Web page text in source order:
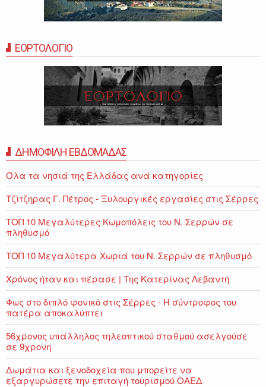
ΕΟΡΤΟΛΟΓΙΟ
ΔΗΜΟΦΙΛΗ ΕΒΔΟΜΑΔΑΣ
Όλα τα νησιά της Ελλάδας ανά κατηγορίες
Τζίτζηρας Γ. Πέτρος - Ξυλουργικές εργασίες στις Σέρρες
ΤΟΠ 10 Μεγαλύτερες Κωμοπόλεις του Ν. Σερρών σε
πληθυσμό
ΤΟΠ 10 Μεγαλύτερα Χωριά του Ν. Σερρών σε πληθυσμό
Χρόνος ήταν και πέρασε | Της Κατερίνας Λεβαντή
Φως στο διπλό φονικό στις Σέρρες - Η σύντροφος του
πατέρα αποκαλύπτει
56χρονος υπάλληλος τηλεοπτικού σταθμού ασελγούσε
σε 9χρονη
Δωμάτια και ξενοδοχεία που μπορείτε να
εξαργυρώσετε την επιταγή τουρισμού ΟΑΕΔ